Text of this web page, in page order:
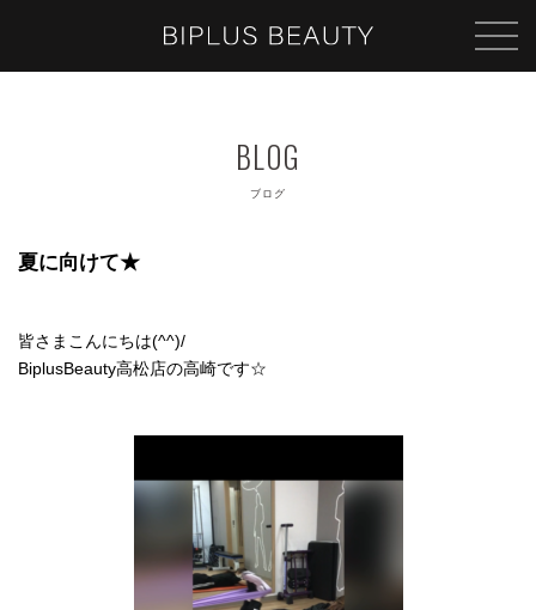
ブログ
夏に向けて★
皆さまこんにちは(^^)/
BiplusBeauty高松店の高崎です☆